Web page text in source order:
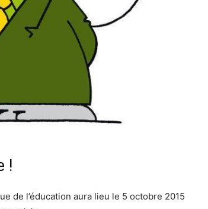
!
de l’éducation aura lieu le 5 octobre 2015